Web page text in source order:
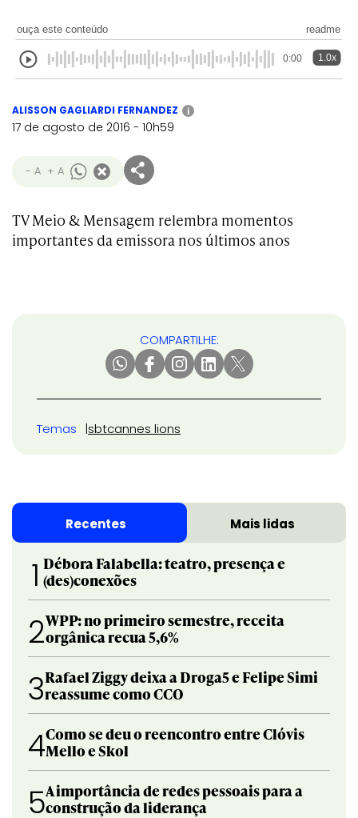
ouça este conteúdo readme
0:00 1.0x
ALISSON GAGLIARDI FERNANDEZ i
17 de agosto de 2016 - 10h59
- A + A
TV Meio & Mensagem relembra momentos
importantes da emissora nos últimos anos
COMPARTILHE:
Temas sbtcannes lions
Recentes Mais lidas
1 Débora Falabella: teatro, presença e
(des)conexões
2WPP: no primeiro semestre, receita
orgânica recua 5,6%
3Rafael Ziggy deixa a Droga5 e Felipe Simi
reassume como CCO
4Como se deu o reencontro entre Clóvis
Mello e Skol
5A importância de redes pessoais para a
construção da liderança